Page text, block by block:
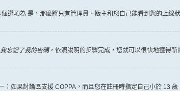
選項為 是 ，那麼將只有管理員、版主和您自己能看到您的上線
我忘記了我的密碼，依照說明的步驟完成，您就可以很快地獲得新
如果討論區支援 COPPA，而且您在註冊時指定自己小於 13